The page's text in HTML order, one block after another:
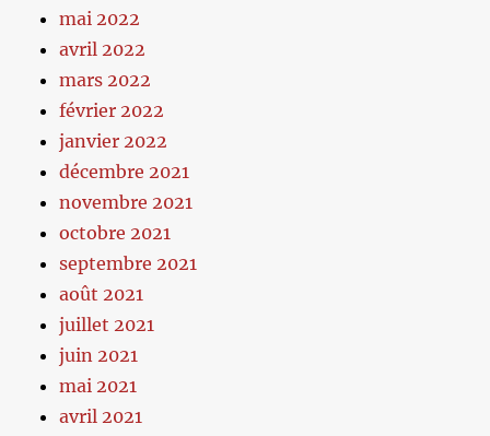
mai 2022
avril 2022
mars 2022
février 2022
janvier 2022
décembre 2021
novembre 2021
octobre 2021
septembre 2021
août 2021
juillet 2021
juin 2021
mai 2021
avril 2021